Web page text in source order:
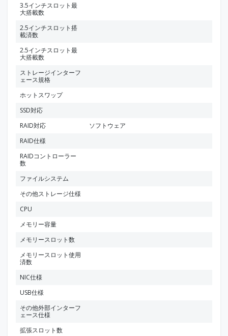
3.5インチスロット最
大搭載数
2.5インチスロット搭
載済数
2.5インチスロット最
大搭載数
ストレージインターフ
ェース規格
ホットスワップ
SSD対応
RAID対応
ソフトウェア
RAID仕様
RAIDコントローラー
数
ファイルシステム
その他ストレージ仕様
CPU
メモリー容量
メモリースロット数
メモリースロット使用
済数
NIC仕様
USB仕様
その他外部インターフ
ェース仕様
拡張スロット数